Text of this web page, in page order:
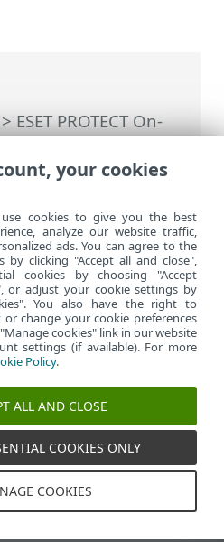
ESET PROTECT On-
da Web ESET
personalização de
ESET
s
Gerenciar cookies
Política de cookies
your cookies
cookies to give you the best
analyze our website traffic,
ads. You can agree to the
by clicking "Accept all and close",
cookies by choosing "Accept
or adjust your cookie settings by
You also have the right to
change your cookie preferences
cookies" link in our website
settings (if available). For more
Policy.
ALL AND CLOSE
COOKIES ONLY
COOKIES